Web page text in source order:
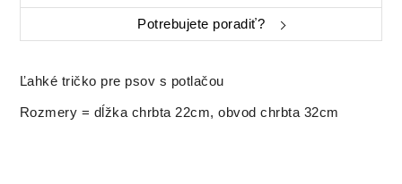
Potrebujete poradiť?
Ľahké tričko pre psov s potlačou
Rozmery = dĺžka chrbta 22cm, obvod chrbta 32cm